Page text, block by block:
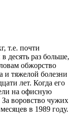
т.е. почти
десять раз больше,
обжорство
и тяжелой болезни
лет. Когда его
на офисную
воровство чужих
в 1989 году.